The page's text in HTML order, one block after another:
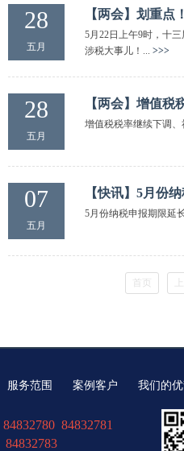
28
五月
【两会】划重
5月22日上午9时，十
涉税大事儿！... >>>
28
五月
【两会】增值
增值税税率继续下调
07
五月
【快讯】5月份
5月份纳税申报期限延
首页
服务范围 案例客户 我们的
84832781